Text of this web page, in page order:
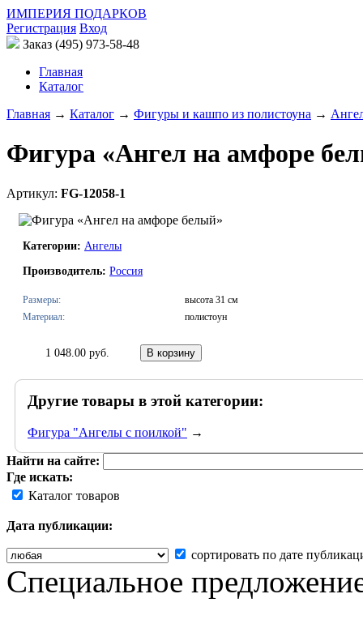
ИМПЕРИЯ ПОДАРКОВ
Регистрация Вход
Заказ (495) 973-58-48
Главная
Каталог
Главная → Каталог → Фигуры и кашпо из полистоуна →
Фигура «Ангел на амфоре
Артикул: FG-12058-1
Категории: Ангелы
Производитель: Россия
Размеры:
высота 31 см
Материал:
полистоун
1 048.00 руб.
Другие товары в этой категории:
Фигура "Ангелы с поилкой" →
Найти на сайте:
Где искать:
Каталог товаров
Дата публикации:
сортировать по дате
Специальное